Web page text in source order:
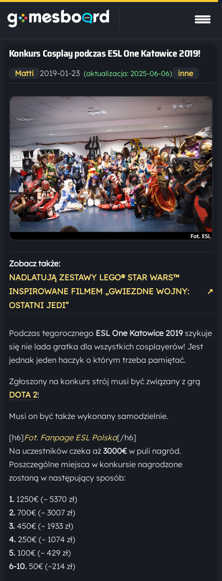
Konkurs Cosplay podczas ESL One Katowice 2019!
Matti 2019-01-23 (aktualizacja: 2025-06-06) inne
Zobacz także:
NADLATUJĄ ZESTAWY LEGO® STAR WARS™
INSPIROWANE FILMEM „GWIEZDNE WOJNY:
OSTATNI JEDI”
↗
Podczas tegorocznego ESL One Katowice 2019szykuje
się nie lada gratka dla wszystkich cosplayerów! Jest
jednak jeden haczyk o którym trzeba pamiętać.
Zgłoszony na konkurs strój musi być związany z grą
DOTA 2!
Musi on być także wykonany samodzielnie.
[h6]Fot. Fanpage ESL Polska[/h6]
Na uczestników czeka aż 3000€w puli nagród.
Poszczególne miejsca w konkursie nagrodzone
zostaną w następujący sposób:
1.1250€ (~ 5370 zł)
2.700€ (~ 3007 zł)
3.450€ (~ 1933 zł)
4.250€ (~ 1074 zł)
5.100€ (~ 429 zł)
6-10.50€ (~214 zł)